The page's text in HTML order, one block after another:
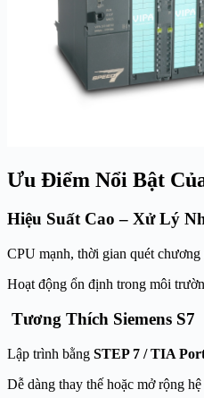
Ưu Điểm Nổi Bật
Hiệu Suất Cao – Xử Lý
CPU mạnh, thời gian quét chương
Hoạt động ổn định trong môi
Tương Thích Siemens S7
Lập trình bằng STEP 7 / TIA
Dễ dàng thay thế hoặc mở rộng